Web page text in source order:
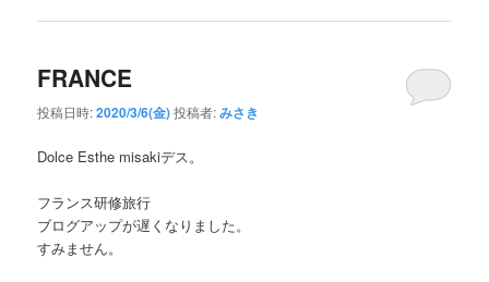
FRANCE
投稿日時:2020/3/6(金)投稿者:みさき
Dolce Esthe misakiデス。
フランス研修旅行
ブログアップが遅くなりました。
すみません。